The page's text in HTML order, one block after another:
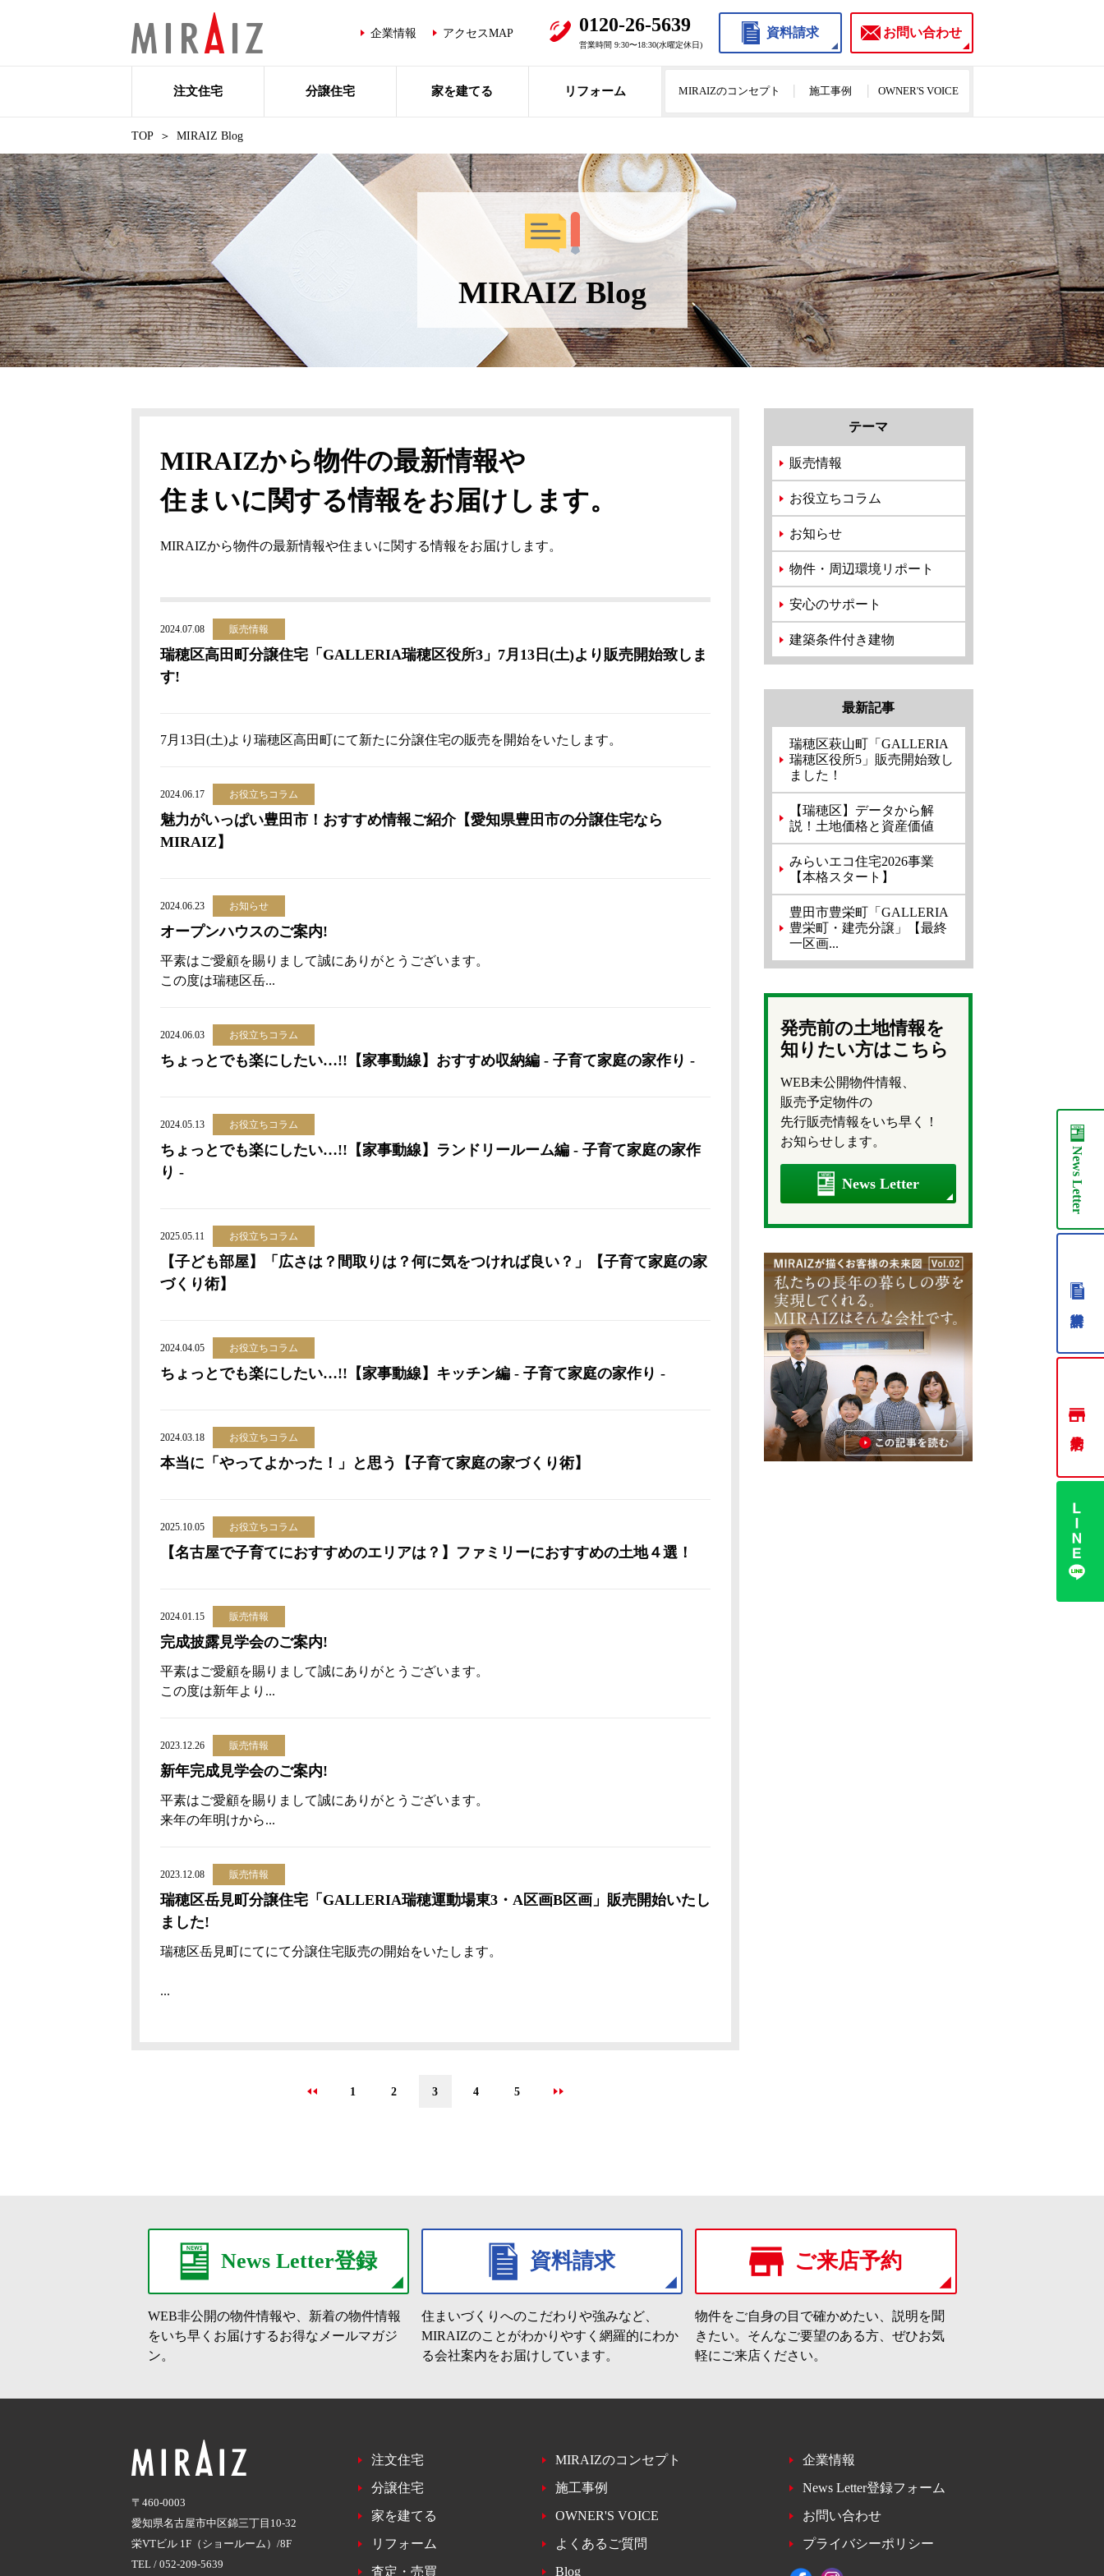
企業情報 アクセスMAP 0120-26-5639
営業時間 9:30〜18:30(水曜定休日)
資料請求 お問い合わせ
注文住宅 分譲住宅 家を建てる リフォーム MIRAIZのコンセプト 施工事例 OWNER'S VOICE
TOP MIRAIZ Blog
MIRAIZ Blog
MIRAIZから物件の最新情報や
住まいに関する情報をお届けします。
MIRAIZから物件の最新情報や住まいに関する情報をお届けします。
2024.07.08 販売情報
瑞穂区高田町分譲住宅「GALLERIA瑞穂区役所3」7月13日(土)より販売開始致しま
す!
7月13日(土)より瑞穂区高田町にて新たに分譲住宅の販売を開始をいたします。
2024.06.17 お役立ちコラム
魅力がいっぱい豊田市！おすすめ情報ご紹介【愛知県豊田市の分譲住宅なら
MIRAIZ】
2024.06.23 お知らせ
オープンハウスのご案内!
平素はご愛顧を賜りまして誠にありがとうございます。
この度は瑞穂区岳...
2024.06.03 お役立ちコラム
ちょっとでも楽にしたい…!!【家事動線】おすすめ収納編 - 子育て家庭の家作り -
2024.05.13 お役立ちコラム
ちょっとでも楽にしたい…!!【家事動線】ランドリールーム編 - 子育て家庭の家作
り -
2025.05.11 お役立ちコラム
【子ども部屋】「広さは？間取りは？何に気をつければ良い？」【子育て家庭の家
づくり術】
2024.04.05 お役立ちコラム
ちょっとでも楽にしたい…!!【家事動線】キッチン編 - 子育て家庭の家作り -
2024.03.18 お役立ちコラム
本当に「やってよかった！」と思う【子育て家庭の家づくり術】
2025.10.05 お役立ちコラム
【名古屋で子育てにおすすめのエリアは？】ファミリーにおすすめの土地４選！
2024.01.15 販売情報
完成披露見学会のご案内!
平素はご愛顧を賜りまして誠にありがとうございます。
この度は新年より...
2023.12.26 販売情報
新年完成見学会のご案内!
平素はご愛顧を賜りまして誠にありがとうございます。
来年の年明けから...
2023.12.08 販売情報
瑞穂区岳見町分譲住宅「GALLERIA瑞穂運動場東3・A区画B区画」販売開始いたし
ました!
瑞穂区岳見町にてにて分譲住宅販売の開始をいたします。
...
1 2 3 4 5
テーマ
販売情報
お役立ちコラム
お知らせ
物件・周辺環境リポート
安心のサポート
建築条件付き建物
最新記事
瑞穂区萩山町「GALLERIA
瑞穂区役所5」販売開始致し
ました！
【瑞穂区】データから解
説！土地価格と資産価値
みらいエコ住宅2026事業
【本格スタート】
豊田市豊栄町「GALLERIA
豊栄町・建売分譲」【最終
一区画...
発売前の土地情報を
知りたい方はこちら
WEB未公開物件情報、
販売予定物件の
先行販売情報をいち早く！
お知らせします。
News Letter
News Letter登録
WEB非公開の物件情報や、新着の物件情報
をいち早くお届けするお得なメールマガジ
ン。
資料請求
住まいづくりへのこだわりや強みなど、
MIRAIZのことがわかりやすく網羅的にわか
る会社案内をお届けしています。
ご来店予約
物件をご自身の目で確かめたい、説明を聞
きたい。そんなご要望のある方、ぜひお気
軽にご来店ください。
News
Letter
〒460-0003
愛知県名古屋市中区錦三丁目10-32
栄VTビル 1F（ショールーム）/8F
TEL / 052-209-5639
注文住宅
分譲住宅
家を建てる
リフォーム
査定・売買
MIRAIZのコンセプト
施工事例
OWNER'S VOICE
よくあるご質問
Blog
企業情報
News Letter登録フォーム
お問い合わせ
プライバシーポリシー